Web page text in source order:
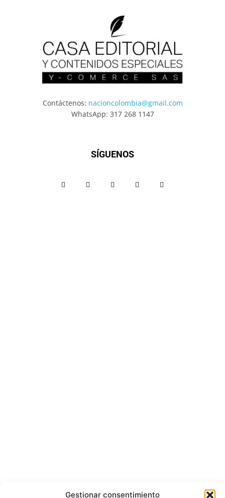
Gestionar consentimiento
Contáctenos: nacioncolombia@gmail.com
WhatsApp: 317 268 1147
SÍGUENOS